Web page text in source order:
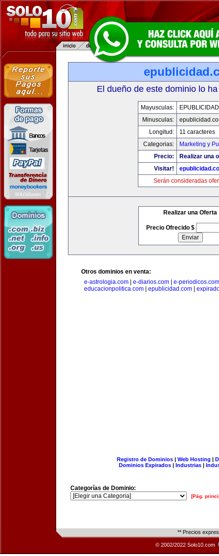
El dueño de este dominio lo
Mayusculas:
Minusculas:
Longitud:
11 caracteres
Categorias:
Marketing y
Precio:
Realizar una
Visitar!
Serán consideradas
Realizar una Oferta
Precio Ofrecido $
Otros dominios en venta:
e-astrologia.com
e-diarios.com
e-periodicos.com
educacionpolitica.com
epublicidad.com
Registro de Dominios| Web Hosting |
Dominios Expirados | Industrias |
Categorías de Dominio:
[Pág.
** Precios
© 2002/2022 Solo10.com